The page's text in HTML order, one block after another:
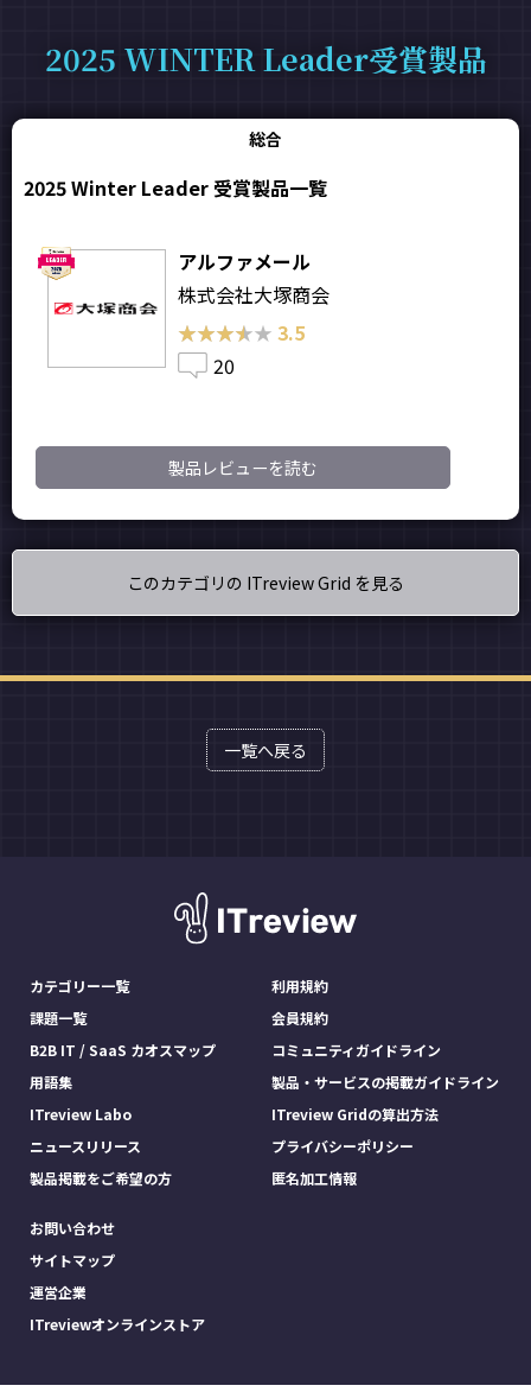
2025 WINTER Leader受賞製品
総合
2025 Winter Leader 受賞製品一覧
アルファメール
株式会社大塚商会
★★★★★
★★★★★ 3.5
20
製品レビューを読む
このカテゴリの ITreview Grid を見る
一覧へ戻る
カテゴリー一覧
課題一覧
B2B IT / SaaS カオスマップ
用語集
ITreview Labo
ニュースリリース
製品掲載をご希望の方
利用規約
会員規約
コミュニティガイドライン
製品・サービスの掲載ガイドライン
ITreview Gridの算出方法
プライバシーポリシー
匿名加工情報
お問い合わせ
サイトマップ
運営企業
ITreviewオンラインストア